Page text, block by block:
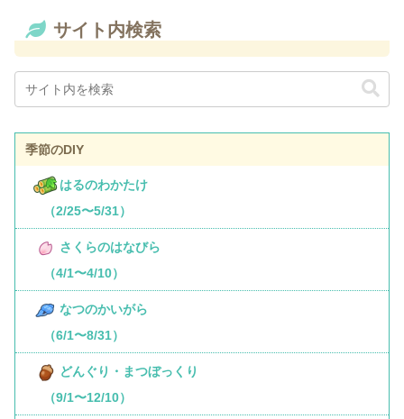
サイト内検索
季節のDIY
はるのわかたけ
（2/25〜5/31）
さくらのはなびら
（4/1〜4/10）
なつのかいがら
（6/1〜8/31）
どんぐり・まつぼっくり
（9/1〜12/10）